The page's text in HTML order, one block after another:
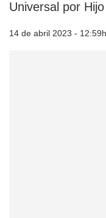
Universal por Hijo
14 de abril 2023 -